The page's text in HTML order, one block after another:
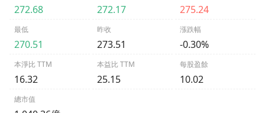
272.68 272.17 275.24
最低
270.51
昨收
273.51
漲跌幅
-0.30%
本淨比 TTM
16.32
本益比 TTM
25.15
每股盈餘
10.02
總市值